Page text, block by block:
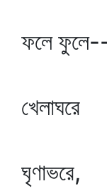
ফলে
সে
খেলাঘরে
ঘৃণাভরে,